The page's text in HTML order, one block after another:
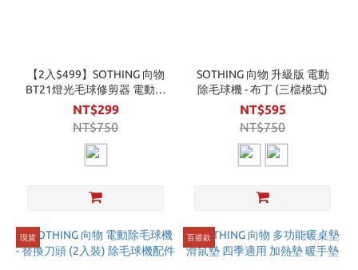
【2入$499】SOTHING 向物
BT21燈光毛球修剪器 電動除
毛球機
NT$299
NT$750
SOTHING 向物 升級版 電動
除毛球機 - 布丁 (三檔模式)
NT$595
NT$750
現貨 百搭款